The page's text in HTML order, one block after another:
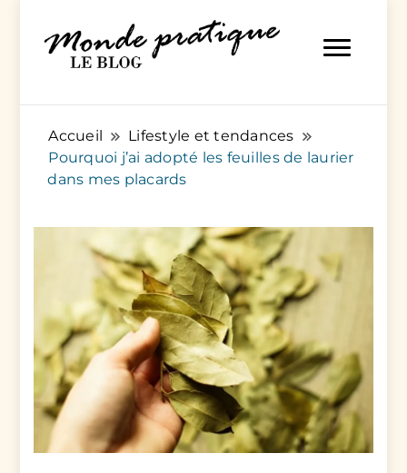
Monde Pratique
Accueil
Lifestyle et tendances
Pourquoi j’ai adopté les feuilles de laurier
dans mes placards